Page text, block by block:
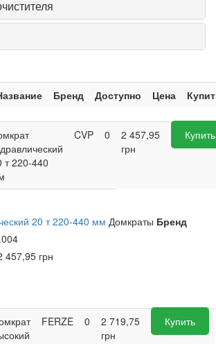
Бренд Доступно Цена
т 220-440
CVP 0
2 457,95
грн
Купить
20 т 220-440 мм Домкраты Бренд
457,95 грн
FERZE 0
2 719,75
грн
Купить